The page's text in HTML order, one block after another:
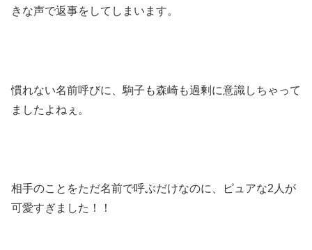
きな声で返事をしてしまいます。
慣れない名前呼びに、駒子も森崎も過剰に意識しちゃって
ましたよねぇ。
相手のことをただ名前で呼ぶだけなのに、ピュアな2人が
可愛すぎました！！